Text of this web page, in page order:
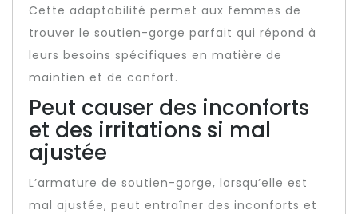
Cette adaptabilité permet aux femmes de
trouver le soutien-gorge parfait qui répond à
leurs besoins spécifiques en matière de
maintien et de confort.
Peut causer des inconforts
et des irritations si mal
ajustée
L’armature de soutien-gorge, lorsqu’elle est
mal ajustée, peut entraîner des inconforts et